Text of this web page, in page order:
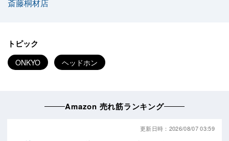
斎藤桐材店
トピック
ONKYO ヘッドホン